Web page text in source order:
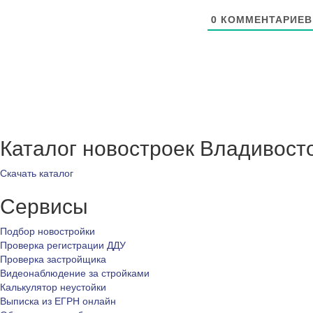
0 КОММЕНТАРИЕВ
Каталог новостроек
Скачать каталог
Сервисы
Подбор новостройки
Проверка регистрации ДДУ
Проверка застройщика
Видеонаблюдение за стройками
Калькулятор неустойки
Выписка из ЕГРН онлайн